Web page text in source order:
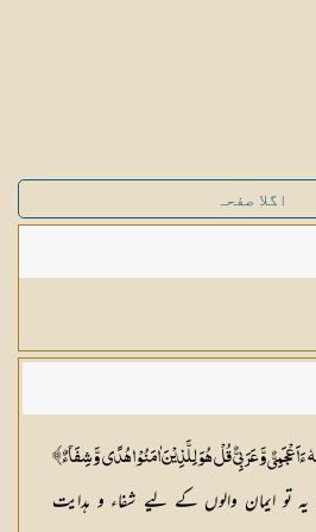
اگلا صفحہ
ءَاَعْجَمِيٌّ وَّ عَرَبِيٌّ قُلْ هُوَ لِلَّذِيْنَ اٰمَنُوْا هُدًى وَّ شِفَآءٌ﴾
یہ تو ایمان والوں کے لیے شفاء و ہدایت